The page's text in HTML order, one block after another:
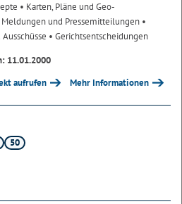
• Karten, Pläne und Geo-
und Pressemitteilungen •
• Gerichtsentscheidungen
11.01.2000
aufrufen Mehr Informationen
50